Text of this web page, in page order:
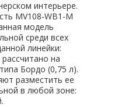
интерьере.
MV108-WB1-M
модель
среди всех
линейки:
на
Бордо (0,75 л).
разместить ее
в любой зоне: